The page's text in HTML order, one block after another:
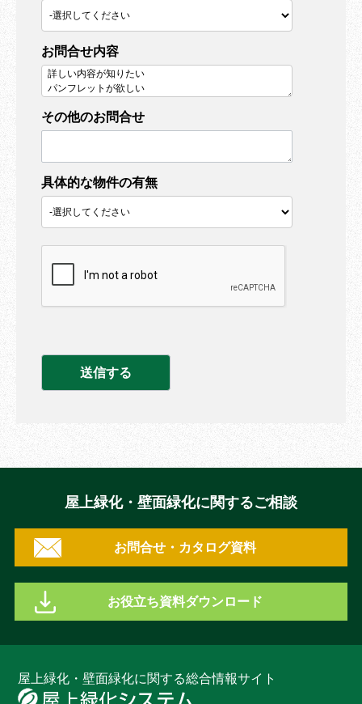
お問合せ内容
その他のお問合せ
具体的な物件の有無
屋上緑化・壁面緑化に関するご相談
お問合せ・カタログ資料
お役立ち資料ダウンロード
屋上緑化・壁面緑化に関する総合情報サイト